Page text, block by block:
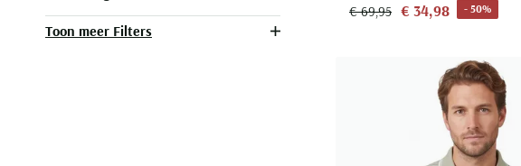
Toon meer Filters
€ 69,95 € 34,98 - 50%